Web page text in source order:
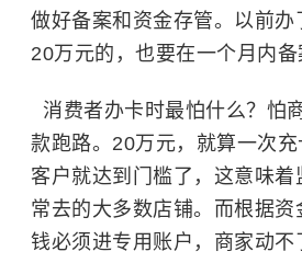
做好备案和资金存管。以前办
20万元的，也要在一个月内备
消费者办卡时最怕什么？怕
款跑路。20万元，就算一次
客户就达到门槛了，这意味着
常去的大多数店铺。而根据资
钱必须进专用账户，商家动不